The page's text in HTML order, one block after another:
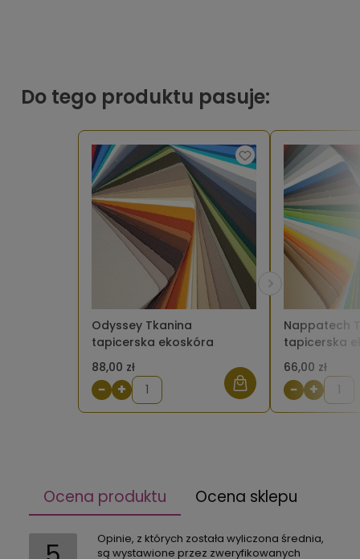
Do tego produktu pasuje:
Odyssey Tkanina
tapicerska ekoskóra
88,00 zł
− +
Nappatech
tapicerska
66,00 zł
− +
Ocena produktu Ocena sklepu
Opinie, z których została wyliczona średnia,
są wystawione przez zweryfikowanych